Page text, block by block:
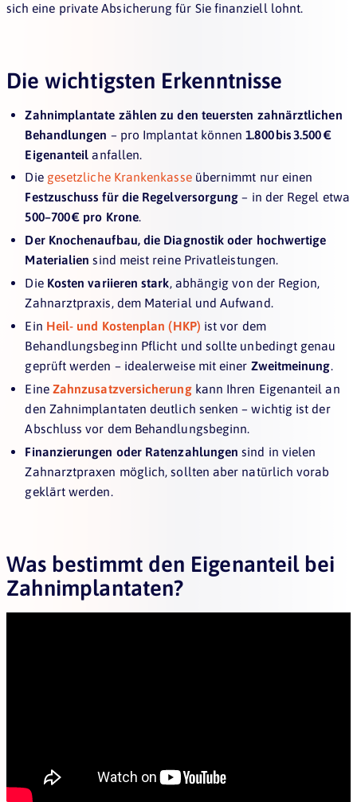
sich eine private Absicherung für Sie finanziell lohnt.
Die wichtigsten Erkenntnisse
Zahnimplantate zählen zu den teuersten zahnärztlichen
Behandlungen – pro Implantat können1.800 bis 3.500 €
Eigenanteil anfallen.
Die gesetzliche Krankenkasse übernimmt nur einen
Festzuschuss für die Regelversorgung – in der Regel etwa
500–700 € pro Krone.
Der Knochenaufbau, die Diagnostik oder hochwertige
Materialien sind meist reine Privatleistungen.
Die Kosten variieren stark, abhängig von der Region,
Zahnarztpraxis, dem Material und Aufwand.
Ein Heil- und Kostenplan (HKP) ist vor dem
Behandlungsbeginn Pflicht und sollte unbedingt genau
geprüft werden – idealerweise mit einer Zweitmeinung.
Eine Zahnzusatzversicherungkann Ihren Eigenanteil an
den Zahnimplantaten deutlich senken – wichtig ist der
Abschluss vor dem Behandlungsbeginn.
Finanzierungen oder Ratenzahlungen sind in vielen
Zahnarztpraxen möglich, sollten aber natürlich vorab
geklärt werden.
Was bestimmt den Eigenanteil bei
Zahnimplantaten?